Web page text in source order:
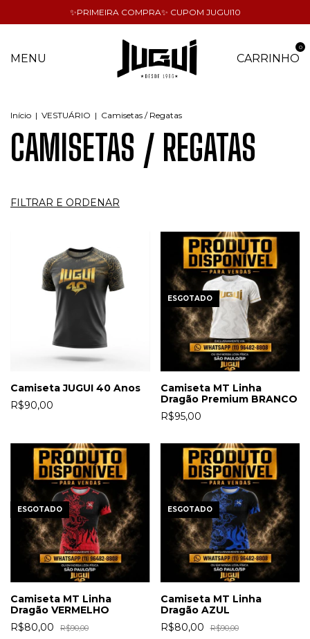
✨PRIMEIRA COMPRA✨ CUPOM JUGUI10
MENU CARRINHO
0
Início | VESTUÁRIO | Camisetas / Regatas
CAMISETAS / REGATAS
FILTRAR E ORDENAR
Camiseta JUGUI 40 Anos
R$90,00
ESGOTADO
Camiseta MT Linha
Dragão Premium BRANCO
R$95,00
ESGOTADO
Camiseta MT Linha
Dragão VERMELHO
R$80,00
R$90,00
ESGOTADO
Camiseta MT Linha
Dragão AZUL
R$80,00
R$90,00